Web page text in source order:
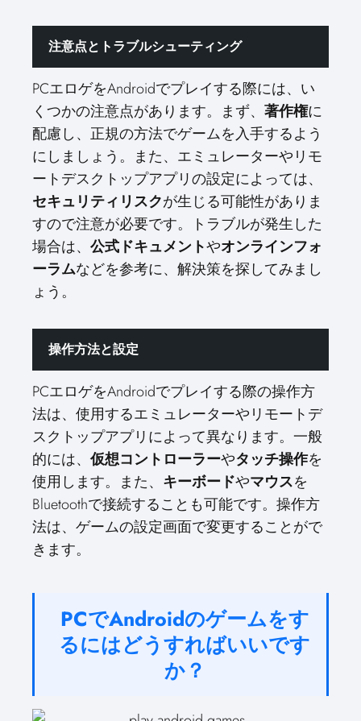
注意点とトラブルシューティング
PCエロゲをAndroidでプレイする際には、い
くつかの注意点があります。まず、 著作権に
配慮し、正規の方法でゲームを入手するよう
にしましょう。また、エミュレーターやリモ
ートデスクトップアプリの設定によっては、
セキュリティリスクが生じる可能性がありま
すので注意が必要です。トラブルが発生した
場合は、 公式ドキュメントやオンラインフォ
ーラムなどを参考に、解決策を探してみまし
ょう。
操作方法と設定
PCエロゲをAndroidでプレイする際の操作方
法は、使用するエミュレーターやリモートデ
スクトップアプリによって異なります。一般
的には、仮想コントローラーやタッチ操作を
使用します。また、 キーボードやマウスを
Bluetoothで接続することも可能です。操作方
法は、ゲームの設定画面で変更することがで
きます。
PCでAndroidのゲームをす
るにはどうすればいいです
か？